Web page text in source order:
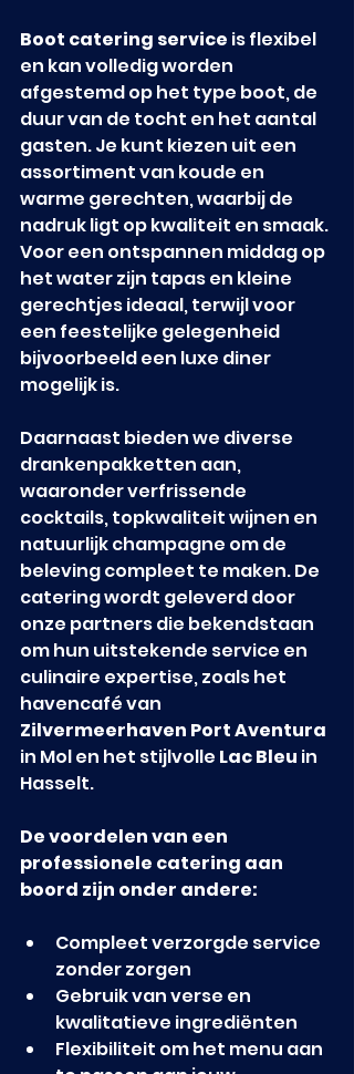
Boot catering service is flexibel
en kan volledig worden
afgestemd op het type boot, de
duur van de tocht en het aantal
gasten. Je kunt kiezen uit een
assortiment van koude en
warme gerechten, waarbij de
nadruk ligt op kwaliteit en smaak.
Voor een ontspannen middag op
het water zijn tapas en kleine
gerechtjes ideaal, terwijl voor
een feestelijke gelegenheid
bijvoorbeeld een luxe diner
mogelijk is.
Daarnaast bieden we diverse
drankenpakketten aan,
waaronder verfrissende
cocktails, topkwaliteit wijnen en
natuurlijk champagne om de
beleving compleet te maken. De
catering wordt geleverd door
onze partners die bekendstaan
om hun uitstekende service en
culinaire expertise, zoals het
havencafé van
Zilvermeerhaven Port Aventura
in Mol en het stijlvolle Lac Bleu in
Hasselt.
De voordelen van een
professionele catering aan
boord zijn onder andere:
Compleet verzorgde service
zonder zorgen
Gebruik van verse en
kwalitatieve ingrediënten
Flexibiliteit om het menu aan